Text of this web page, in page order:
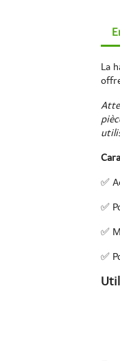
La
✅
✅
✅
✅